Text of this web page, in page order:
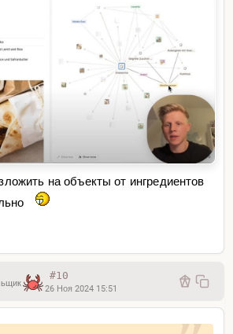
на объекты от ингредиентов
#10
26 Ноя 2024 15:51